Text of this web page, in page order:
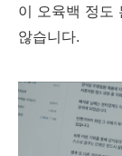
이 오육백 정도
않습니다.